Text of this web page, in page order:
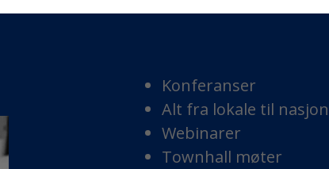
Konferanser
Alt fra lokale til
Webinarer
Townhall møter